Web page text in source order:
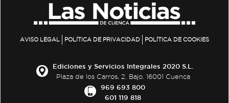
AVISO LEGAL POLÍTICA DE PRIVACIDAD POLÍTICA DE COOKIES
Ediciones y Servicios Integrales 2020 S.L.
Plaza de los Carros, 2. Bajo. 16001 Cuenca
969 693 800
601 119 818